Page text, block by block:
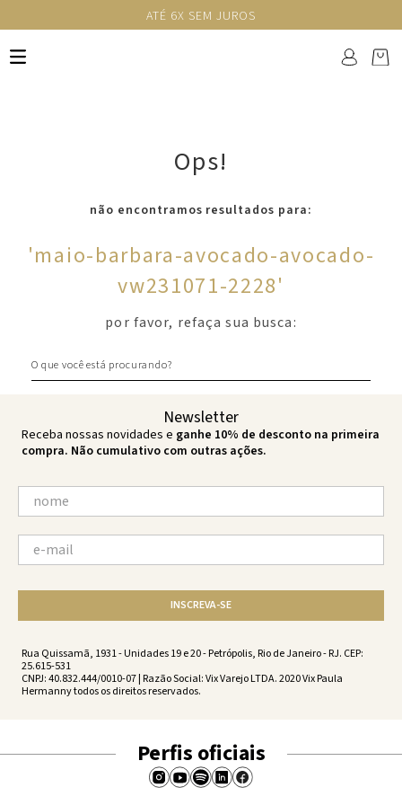
ATÉ 6X SEM JUROS
Ops!
não encontramos resultados para:
'maio-barbara-avocado-avocado-
vw231071-2228'
por favor, refaça sua busca:
Newsletter
Receba nossas novidades e ganhe 10% de desconto na primeira
compra. Não cumulativo com outras ações.
INSCREVA-SE
Rua Quissamã, 1931 - Unidades 19 e 20 - Petrópolis, Rio de Janeiro - RJ. CEP:
25.615-531
CNPJ: 40.832.444/0010-07 | Razão Social: Vix Varejo LTDA. 2020 Vix Paula
Hermanny todos os direitos reservados.
Perfis oficiais